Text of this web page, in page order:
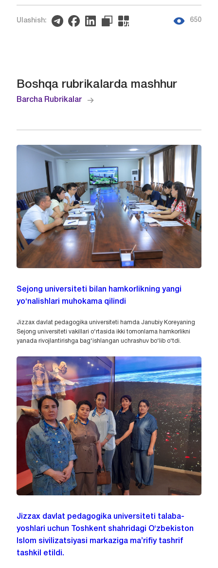
Ulashish: 650
Boshqa rubrikalarda mashhur
Barcha Rubrikalar
Sejong universiteti bilan hamkorlikning yangi
yo‘nalishlari muhokama qilindi
Jizzax davlat pedagogika universiteti hamda Janubiy Koreyaning
Sejong universiteti vakillari o‘rtasida ikki tomonlama hamkorlikni
yanada rivojlantirishga bag‘ishlangan uchrashuv bo‘lib o‘tdi.
Jizzax davlat pedagogika universiteti talaba-
yoshlari uchun Toshkent shahridagi O‘zbekiston
Islom sivilizatsiyasi markaziga ma’rifiy tashrif
tashkil etildi.